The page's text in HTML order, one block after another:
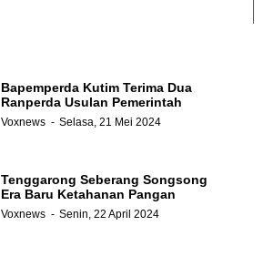
Bapemperda Kutim Terima Dua
Ranperda Usulan Pemerintah
Voxnews Selasa, 21 Mei 2024
Tenggarong Seberang Songsong
Era Baru Ketahanan Pangan
Voxnews Senin, 22 April 2024